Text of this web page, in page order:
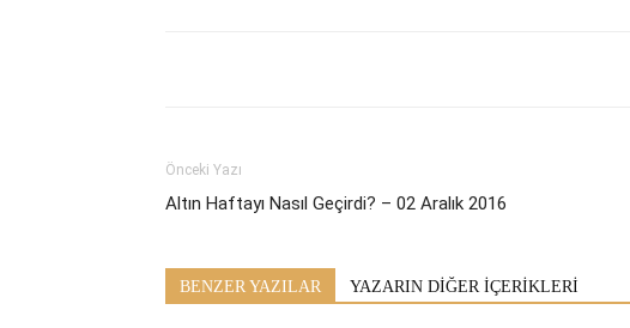
Önceki Yazı
Altın Haftayı Nasıl Geçirdi? – 02 Aralık 2016
BENZER YAZILAR YAZARIN DİĞER İÇERİKLERİ